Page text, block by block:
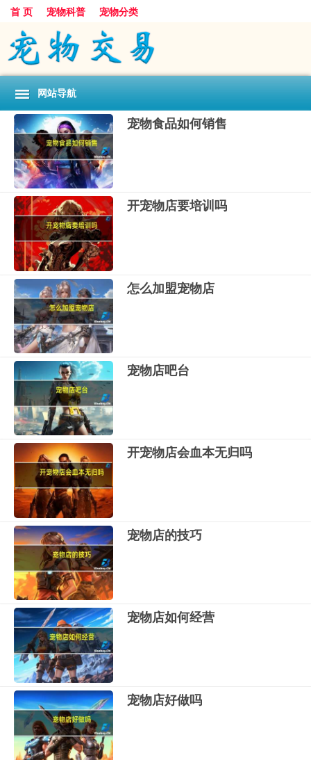
首 页 宠物科普 宠物分类
网站导航
宠物食品如何销售
开宠物店要培训吗
怎么加盟宠物店
宠物店吧台
开宠物店会血本无归吗
宠物店的技巧
宠物店如何经营
宠物店好做吗